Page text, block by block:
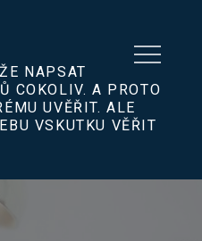
NAPSAT
COKOLIV. A PROTO
UVĚŘIT. ALE
VSKUTKU VĚŘIT